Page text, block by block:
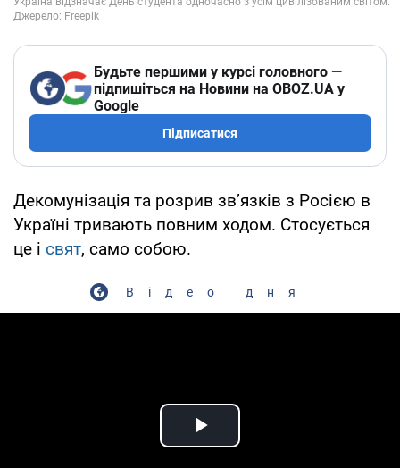
Будьте першими у курсі головного —
підпишіться на Новини на OBOZ.UA у
Google
Підписатися
Декомунізація та розрив зв’язків з Росією в
Україні тривають повним ходом. Стосується
це і свят, само собою.
Відео дня
Play Video